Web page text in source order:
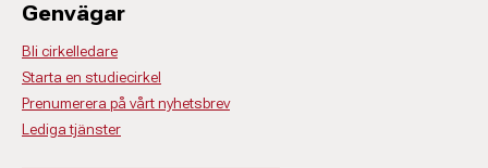
Genvägar
Bli cirkelledare
Starta en studiecirkel
Prenumerera på vårt nyhetsbrev
Lediga tjänster